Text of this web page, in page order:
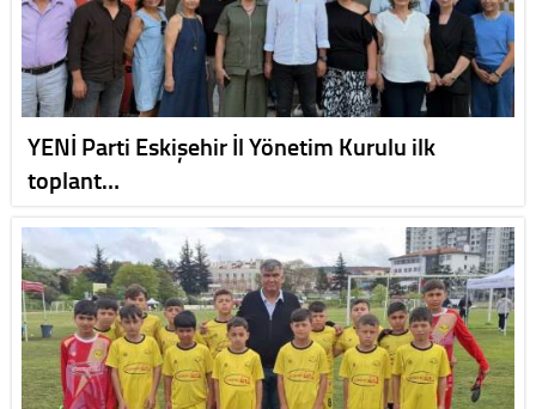
YENİ Parti Eskişehir İl Yönetim Kurulu ilk
toplant…